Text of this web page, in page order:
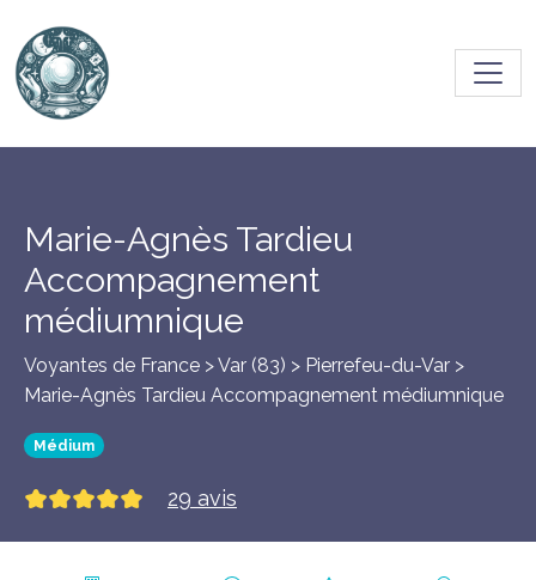
Marie-Agnès Tardieu
Accompagnement
médiumnique
Voyantes de France > Var (83) > Pierrefeu-du-Var >
Marie-Agnès Tardieu Accompagnement médiumnique
Médium
29 avis